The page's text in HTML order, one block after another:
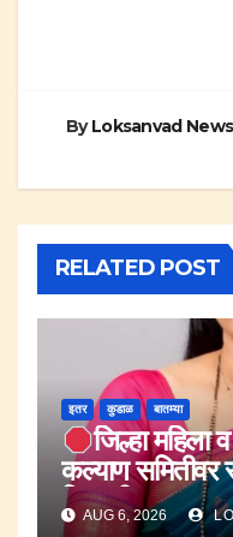
ByLoksanvad News
RELATED POST
इतर कुडाळ बातम्या
जिल्हा महिला
कल्याण समितीवर
नियुक्ती.
AUG 6, 2026